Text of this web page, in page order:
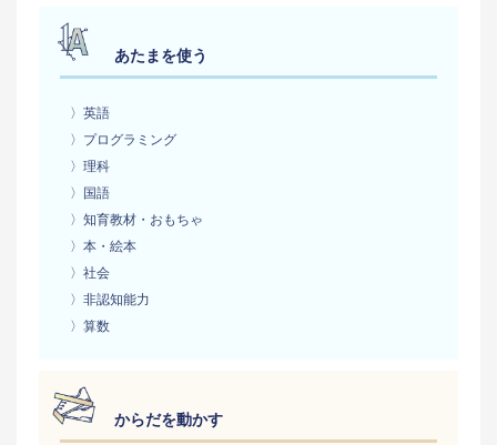
あたまを使う
〉英語
〉プログラミング
〉理科
〉国語
〉知育教材・おもちゃ
〉本・絵本
〉社会
〉非認知能力
〉算数
からだを動かす